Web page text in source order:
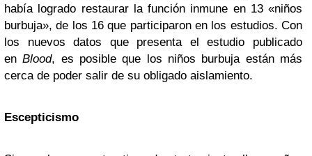
había logrado restaurar la función inmune en 13 «niños
burbuja», de los 16 que participaron en los estudios. Con
los nuevos datos que presenta el estudio publicado
enBlood, es posible que los niños burbuja están más
cerca de poder salir de su obligado aislamiento.
Escepticismo